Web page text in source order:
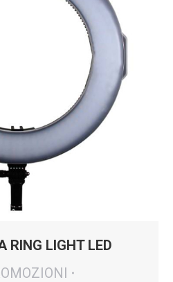
RING LIGHT LED